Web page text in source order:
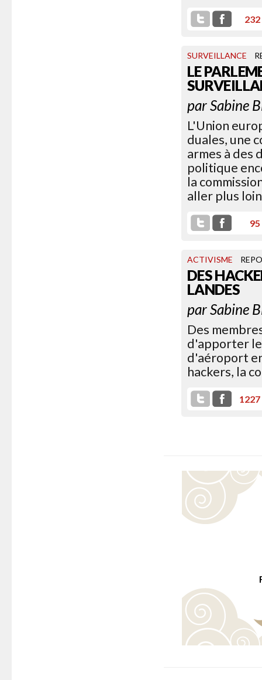
232
SURVEILLANCE
LE
parSabine
L'Union
duales, une
armes à des
politique
la
aller plus
95
ACTIVISME
DES
LANDES
parSabine
Des
d'apporter
d'aéroport
hackers, la
1227